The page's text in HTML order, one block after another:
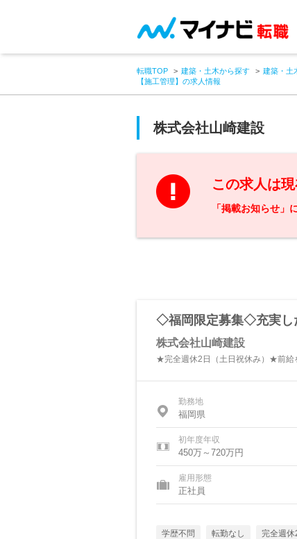
転職TOP 建築・土木から探す 建築・土
【施工管理】の求人情報
株式会社山崎建設
この求人は
「掲載お知らせ」
◇福岡限定募集◇充実し
株式会社山崎建設
★完全週休2日（土日祝休み）★前給
勤務地
福岡県
初年度年収
450万～720万円
雇用形態
正社員
学歴不問 転勤なし 完全週休